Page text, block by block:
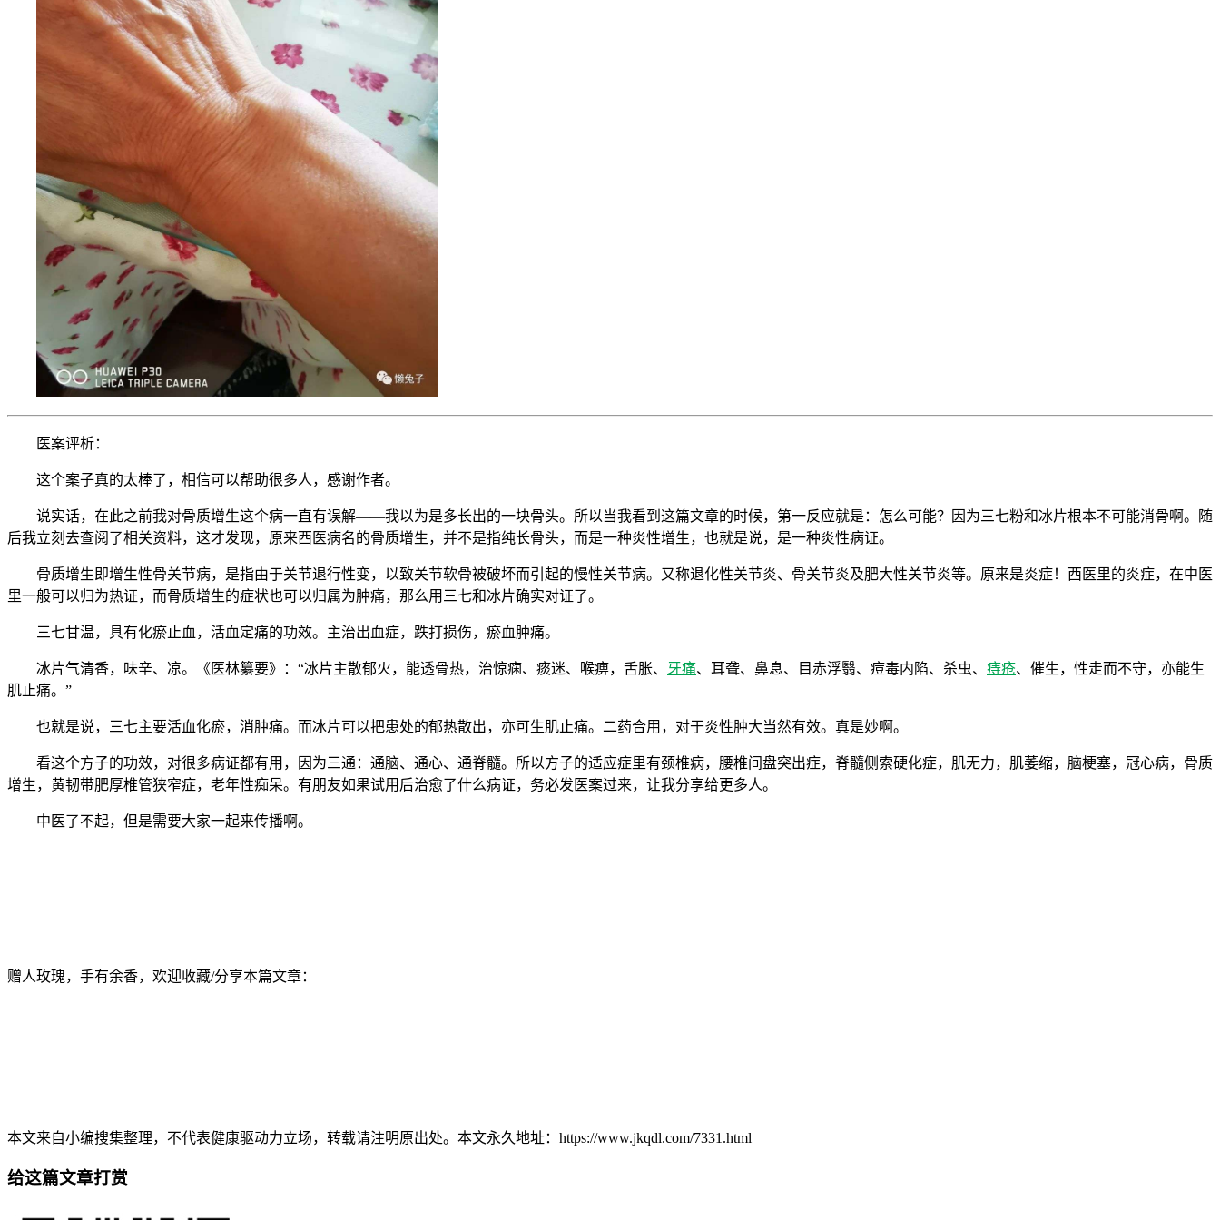
医案评析：
这个案子真的太棒了，相信可以帮助很多人，感谢作者。
说实话，在此之前我对骨质增生这个病一直有误解——我以为是多长出的一块骨头。所以当我看到这篇文章的时候，第一反应就是：怎么可能？因为三七粉和冰片根本不可能消骨啊。随
后我立刻去查阅了相关资料，这才发现，原来西医病名的骨质增生，并不是指纯长骨头，而是一种炎性增生，也就是说，是一种炎性病证。
骨质增生即增生性骨关节病，是指由于关节退行性变，以致关节软骨被破坏而引起的慢性关节病。又称退化性关节炎、骨关节炎及肥大性关节炎等。原来是炎症！西医里的炎症，在中医
里一般可以归为热证，而骨质增生的症状也可以归属为肿痛，那么用三七和冰片确实对证了。
三七甘温，具有化瘀止血，活血定痛的功效。主治出血症，跌打损伤，瘀血肿痛。
冰片气清香，味辛、凉。《医林纂要》：“冰片主散郁火，能透骨热，治惊痫、痰迷、喉痹，舌胀、 牙痛、耳聋、鼻息、目赤浮翳、痘毒内陷、杀虫、 痔疮、催生，性走而不守，亦能生
肌止痛。”
也就是说，三七主要活血化瘀，消肿痛。而冰片可以把患处的郁热散出，亦可生肌止痛。二药合用，对于炎性肿大当然有效。真是妙啊。
看这个方子的功效，对很多病证都有用，因为三通：通脑、通心、通脊髓。所以方子的适应症里有颈椎病，腰椎间盘突出症，脊髓侧索硬化症，肌无力，肌萎缩，脑梗塞，冠心病，骨质
增生，黄韧带肥厚椎管狭窄症，老年性痴呆。有朋友如果试用后治愈了什么病证，务必发医案过来，让我分享给更多人。
中医了不起，但是需要大家一起来传播啊。
赠人玫瑰，手有余香，欢迎收藏/分享本篇文章：
本文来自小编搜集整理，不代表健康驱动力立场，转载请注明原出处。本文永久地址：https://www.jkqdl.com/7331.html
给这篇文章打赏